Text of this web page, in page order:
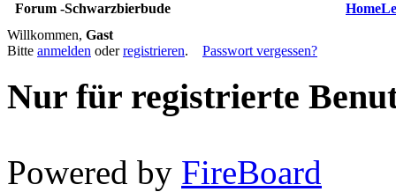
Forum -Schwarzbierbude Home
Willkommen, Gast
Bitte anmelden oderregistrieren. Passwort vergessen?
Nur für registrierte
Powered by FireBoard